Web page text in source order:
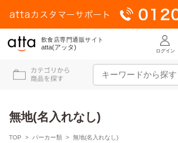
飲食店専門通販サイト
atta(アッタ) ログイン
無地(名入れなし)
TOP > パーカー類 > 無地(名入れなし)